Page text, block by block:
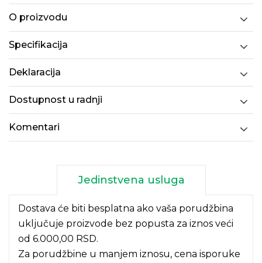
O proizvodu
Specifikacija
Deklaracija
Dostupnost u radnji
Komentari
Jedinstvena usluga
Dostava će biti besplatna ako vaša porudžbina
uključuje proizvode bez popusta za iznos veći
od 6.000,00 RSD.
Za porudžbine u manjem iznosu, cena isporuke